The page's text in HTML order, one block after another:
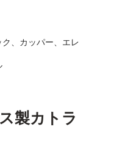
、カッパー、エレ
製カトラ